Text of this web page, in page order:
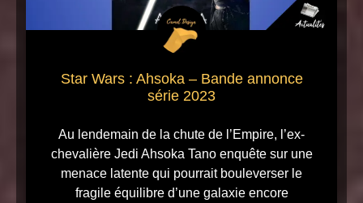
Star Wars : Ahsoka – Bande annonce
série 2023
Au lendemain de la chute de l’Empire, l’ex-
chevalière Jedi Ahsoka Tano enquête sur une
menace latente qui pourrait bouleverser le
fragile équilibre d’une galaxie encore